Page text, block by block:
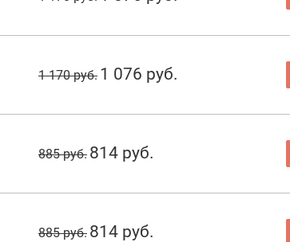
1 170 руб. 1 076 руб.
885 руб. 814 руб.
885 руб. 814 руб.